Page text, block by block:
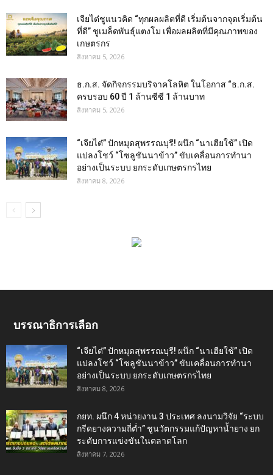
เจียไต๋ชูแนวคิด “ทุกผลผลิตที่ดี เริ่มต้นจากจุดเริ่มต้น
ที่ดี” ชูเมล็ดพันธุ์แตงโม เพื่อผลผลิตที่มีคุณภาพของ
เกษตรกร
สิงหาคม 5, 2026
ธ.ก.ส. จัดกิจกรรมบริจาคโลหิต ในโอกาส “ธ.ก.ส.
ครบรอบ 60 ปี 1 ล้านซีซี 1 ล้านบาท
สิงหาคม 5, 2026
“เจียไต๋” ปักหมุดสุพรรณบุรี! ผนึก “นาเฮียใช้” เปิด
แปลงโชว์ “โซลูชันนาข้าว” ขับเคลื่อนการทำนา
อย่างเป็นระบบ ยกระดับเกษตรกรไทย
สิงหาคม 8, 2026
บรรณาธิการเลือก
“เจียไต๋” ปักหมุดสุพรรณบุรี! ผนึก “นาเฮียใช้” เปิด
แปลงโชว์ “โซลูชันนาข้าว” ขับเคลื่อนการทำนา
อย่างเป็นระบบ ยกระดับเกษตรกรไทย
สิงหาคม 8, 2026
กยท. ผนึก 4 หน่วยงาน 3 ประเทศ ลงนามวิจัย “ระบบ
กรีดยางความถี่ต่ำ” ชูนวัตกรรมแก้ปัญหาน้ำยาง ยก
ระดับการแข่งขันในตลาดโลก
สิงหาคม 7, 2026